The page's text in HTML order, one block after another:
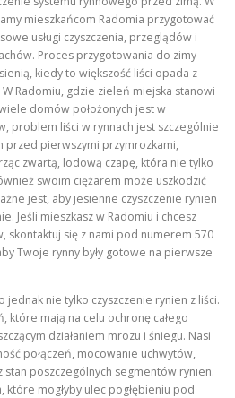
mieszkańcom Radomia przygotować
usługi czyszczenia, przeglądów i
Proces przygotowania do zimy
kiedy to większość liści opada z
Radomiu, gdzie zieleń miejska stanowi
domów położonych jest w
problem liści w rynnach jest szczególnie
przed pierwszymi przymrozkami,
zwartą, lodową czapę, która nie tylko
swoim ciężarem może uszkodzić
jest, aby jesienne czyszczenie rynien
Jeśli mieszkasz w Radomiu i chcesz
skontaktuj się z nami pod numerem 570
Twoje rynny były gotowe na pierwsze
nie tylko czyszczenie rynien z liści.
które mają na celu ochronę całego
działaniem mrozu i śniegu. Nasi
połączeń, mocowanie uchwytów,
poszczególnych segmentów rynien.
mogłyby ulec pogłębieniu pod